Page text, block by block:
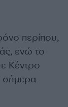
περίπου,
ενώ το
Κέντρο
σήμερα